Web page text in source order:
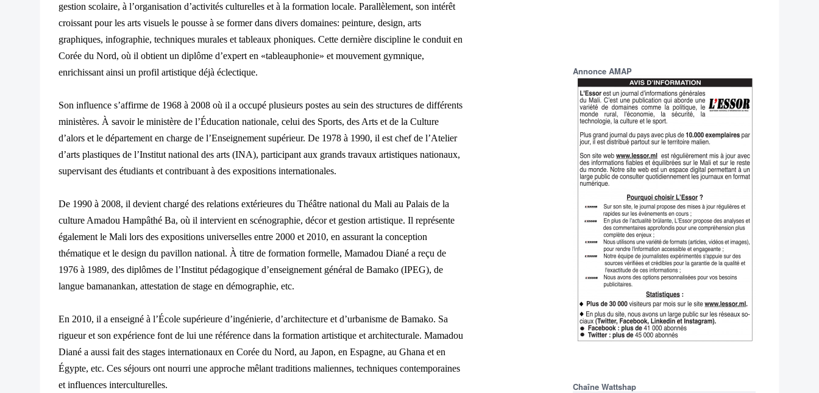
gestion scolaire, à l’organisation d’activités culturelles et à la formation locale. Parallèlement, son intérêt
croissant pour les arts visuels le pousse à se former dans divers domaines: peinture, design, arts
graphiques, infographie, techniques murales et tableaux phoniques. Cette dernière discipline le conduit en
Corée du Nord, où il obtient un diplôme d’expert en «tableauphonie» et mouvement gymnique,
enrichissant ainsi un profil artistique déjà éclectique.
Son influence s’affirme de 1968 à 2008 où il a occupé plusieurs postes au sein des structures de différents
ministères. À savoir le ministère de l’Éducation nationale, celui des Sports, des Arts et de la Culture
d’alors et le département en charge de l’Enseignement supérieur. De 1978 à 1990, il est chef de l’Atelier
d’arts plastiques de l’Institut national des arts (INA), participant aux grands travaux artistiques nationaux,
supervisant des étudiants et contribuant à des expositions internationales.
De 1990 à 2008, il devient chargé des relations extérieures du Théâtre national du Mali au Palais de la
culture Amadou Hampâthé Ba, où il intervient en scénographie, décor et gestion artistique. Il représente
également le Mali lors des expositions universelles entre 2000 et 2010, en assurant la conception
thématique et le design du pavillon national. À titre de formation formelle, Mamadou Diané a reçu de
1976 à 1989, des diplômes de l’Institut pédagogique d’enseignement général de Bamako (IPEG), de
langue bamanankan, attestation de stage en démographie, etc.
En 2010, il a enseigné à l’École supérieure d’ingénierie, d’architecture et d’urbanisme de Bamako. Sa
rigueur et son expérience font de lui une référence dans la formation artistique et architecturale. Mamadou
Diané a aussi fait des stages internationaux en Corée du Nord, au Japon, en Espagne, au Ghana et en
Égypte, etc. Ces séjours ont nourri une approche mêlant traditions maliennes, techniques contemporaines
et influences interculturelles.
Annonce AMAP
Chaîne Wattshap